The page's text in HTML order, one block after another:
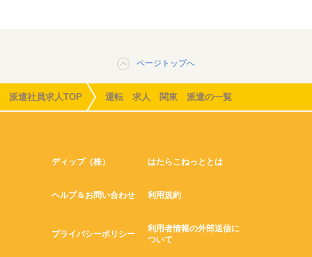
ページトップへ
派遣社員求人TOP 運転 求人 関東 派遣の一覧
ディップ（株） はたらこねっととは
ヘルプ＆お問い合わせ 利用規約
プライバシーポリシー
利用者情報の外部送信に
ついて